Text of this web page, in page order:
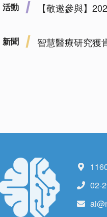
活動 【敬邀參與】
新聞 智慧醫療研究獲
02-